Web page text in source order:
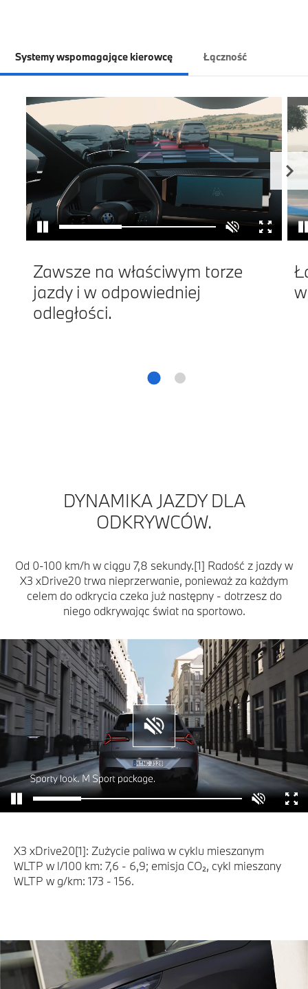
Systemy wspomagające kierowcę Łączność
Zawsze na właściwym torze
jazdy i w odpowiedniej
odległości.
DYNAMIKA JAZDY DLA
ODKRYWCÓW.
Od 0-100 km/h w ciągu 7,8 sekundy.[1] Radość z jazdy w
X3 xDrive20 trwa nieprzerwanie, ponieważ za każdym
celem do odkrycia czeka już następny - dotrzesz do
niego odkrywając świat na sportowo.
X3 xDrive20[1]: Zużycie paliwa w cyklu mieszanym
WLTP w l/100 km: 7,6 - 6,9; emisja CO₂, cykl mieszany
WLTP w g/km: 173 - 156.